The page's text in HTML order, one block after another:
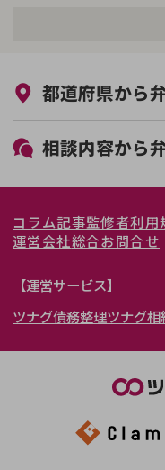
初回相談無料
都道府県から
北海道・東北
北海道
岩手県
秋田県
福島県
関東
東京都
埼玉県
茨城県
東海
愛知県
岐阜県
関西
大阪府
北陸・甲信越
九州・沖縄
相談内容から
離婚裁判
不貞・不倫慰謝料請
養育費問題
コラム記事監修者利用
運営会社総合お問合せ
【運営サービス】
ツナグ債務整理ツナグ相